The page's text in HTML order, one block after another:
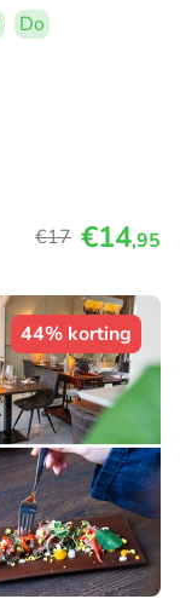
Do
€17 €14,95
44% korting